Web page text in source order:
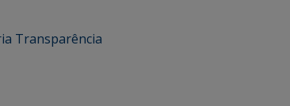
Transparência